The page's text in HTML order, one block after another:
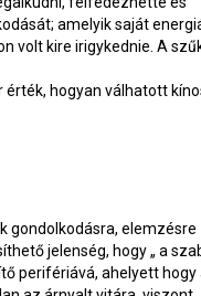
amelyik saját
volt kire irigykednie. A
hogyan válhatott
gondolkodásra, elemzésre
jelenség, hogy „ a
perifériává, ahelyett hogy